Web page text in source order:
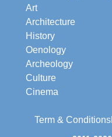
Art
Architecture
History
Oenology
Archeology
Culture
Cinema
Term & Conditions